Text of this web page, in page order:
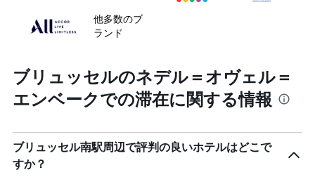
他多数のブ
ランド
ブリュッセルのネデル＝オヴェル＝
エンベークでの滞在に関する情報
ブリュッセル南駅周辺で評判の良いホテルはどこで
すか？